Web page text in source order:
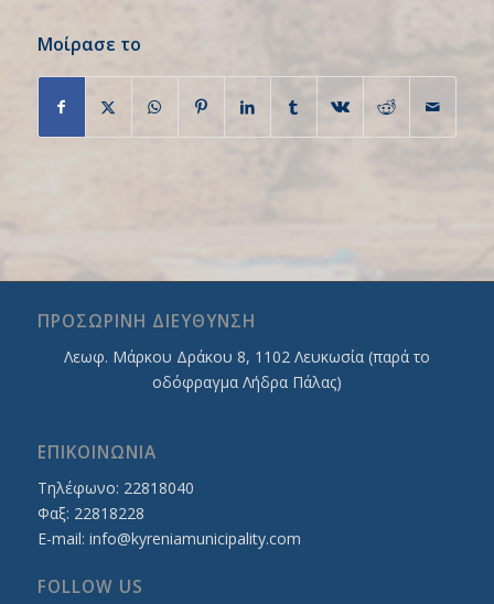
Μοίρασε το
ΠΡΟΣΩΡΙΝΗ ΔΙΕΥΘΥΝΣΗ
Λεωφ. Mάρκου Δράκου 8, 1102 Λευκωσία (παρά το
οδόφραγμα Λήδρα Πάλας)
ΕΠΙΚΟΙΝΩΝΙΑ
Τηλέφωνο: 22818040
Φαξ: 22818228
E-mail: info@kyreniamunicipality.com
FOLLOW US